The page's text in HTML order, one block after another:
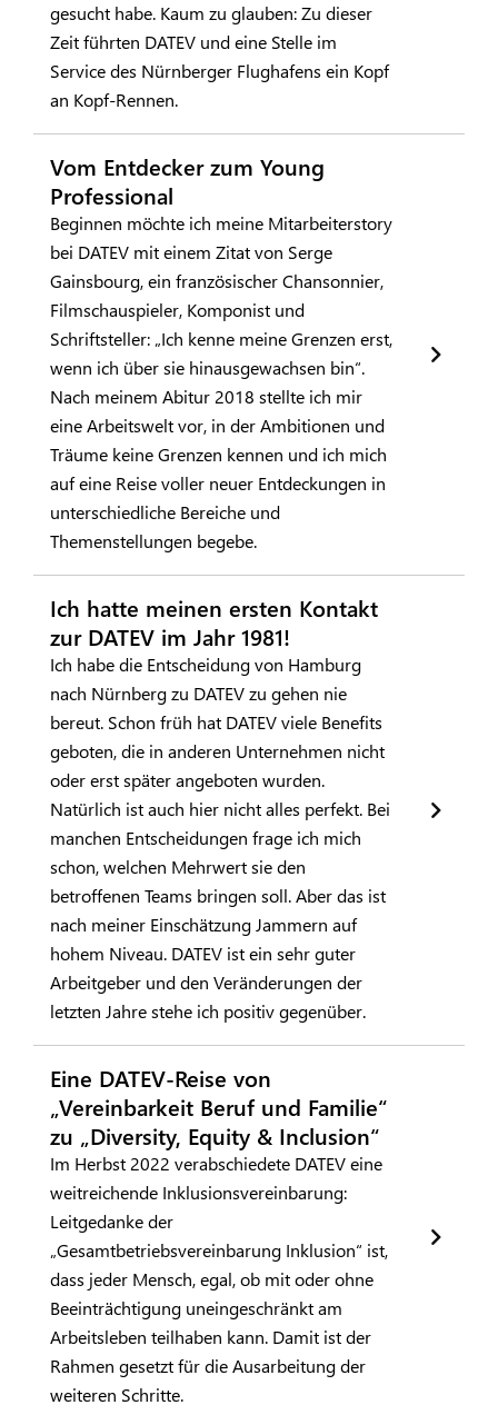
gesucht habe. Kaum zu glauben: Zu dieser
Zeit führten DATEV und eine Stelle im
Service des Nürnberger Flughafens ein Kopf
an Kopf-Rennen.
Vom Entdecker zum Young
Professional
Beginnen möchte ich meine Mitarbeiterstory
bei DATEV mit einem Zitat von Serge
Gainsbourg, ein französischer Chansonnier,
Filmschauspieler, Komponist und
Schriftsteller: „Ich kenne meine Grenzen erst,
wenn ich über sie hinausgewachsen bin“.
Nach meinem Abitur 2018 stellte ich mir
eine Arbeitswelt vor, in der Ambitionen und
Träume keine Grenzen kennen und ich mich
auf eine Reise voller neuer Entdeckungen in
unterschiedliche Bereiche und
Themenstellungen begebe.
Ich hatte meinen ersten Kontakt
zur DATEV im Jahr 1981!
Ich habe die Entscheidung von Hamburg
nach Nürnberg zu DATEV zu gehen nie
bereut. Schon früh hat DATEV viele Benefits
geboten, die in anderen Unternehmen nicht
oder erst später angeboten wurden.
Natürlich ist auch hier nicht alles perfekt. Bei
manchen Entscheidungen frage ich mich
schon, welchen Mehrwert sie den
betroffenen Teams bringen soll. Aber das ist
nach meiner Einschätzung Jammern auf
hohem Niveau. DATEV ist ein sehr guter
Arbeitgeber und den Veränderungen der
letzten Jahre stehe ich positiv gegenüber.
Eine DATEV-Reise von
„Vereinbarkeit Beruf und Familie“
zu „Diversity, Equity & Inclusion“
Im Herbst 2022 verabschiedete DATEV eine
weitreichende Inklusionsvereinbarung:
Leitgedanke der
„Gesamtbetriebsvereinbarung Inklusion“ ist,
dass jeder Mensch, egal, ob mit oder ohne
Beeinträchtigung uneingeschränkt am
Arbeitsleben teilhaben kann. Damit ist der
Rahmen gesetzt für die Ausarbeitung der
weiteren Schritte.